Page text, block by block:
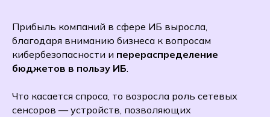
Прибыль компаний в сфере ИБ выросла,
благодаря вниманию бизнеса к вопросам
кибербезопасности и перераспределение
бюджетов в пользу ИБ.
Что касается спроса, то возросла роль сетевых
сенсоров — устройств, позволяющих